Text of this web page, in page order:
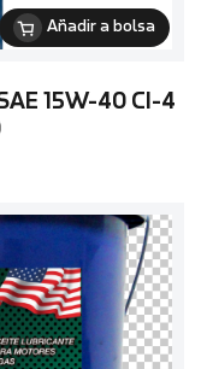
Añadir a bolsa
15W-40 CI-4